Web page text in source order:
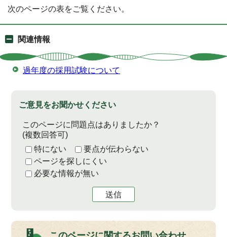
次のページの表をご覧ください。
関連情報
過年度の採用試験について
ご意見をお聞かせください
このページに問題点はありましたか？
(複数回答可)
特にない
要点が伝わらない
ページを探しにくい
必要な情報が無い
送信